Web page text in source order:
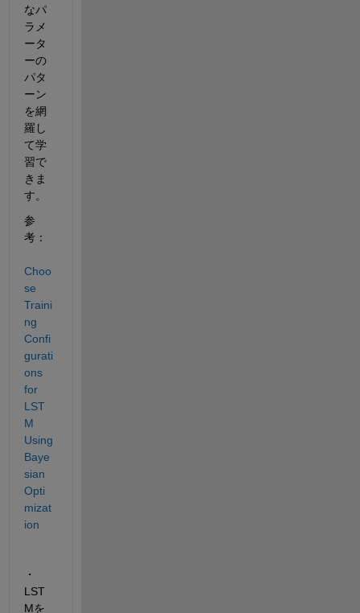
なパ
ラメ
ータ
ーの
パタ
ーン
を網
羅し
て学
習で
きま
す。
参
考：
Choo
se
Traini
ng
Confi
gurati
ons
for
LST
M
Using
Baye
sian
Opti
mizat
ion
・
LST
Mを